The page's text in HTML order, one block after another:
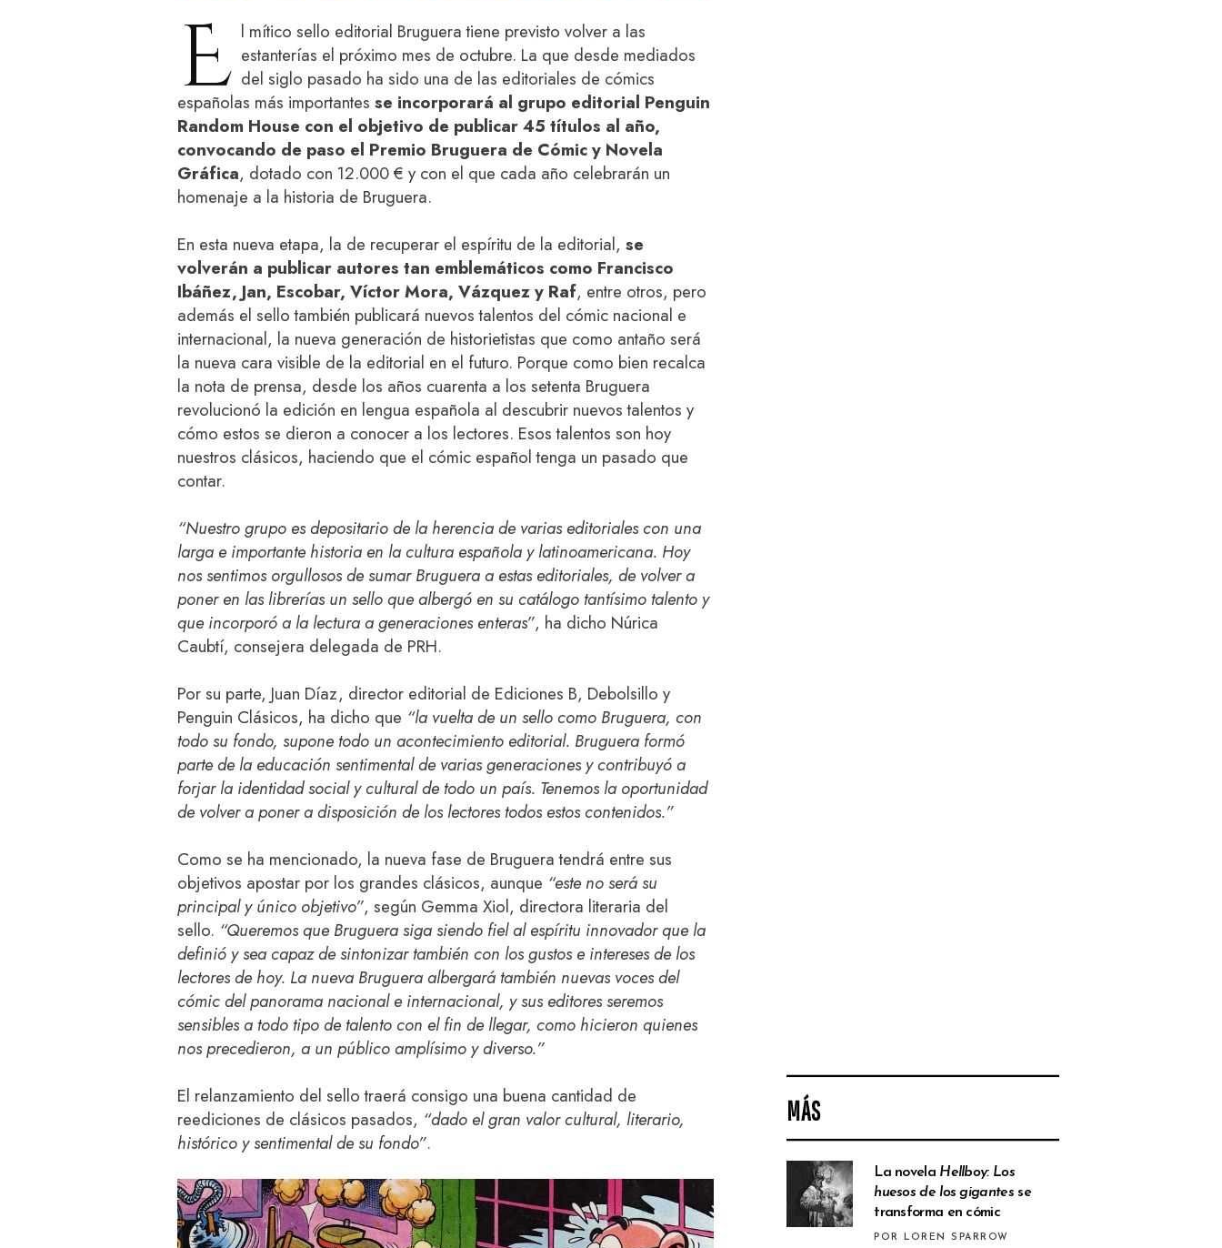
MÁS
La novela Hellboy: Los
huesos de los gigantesse
transforma en cómic
POR LOREN SPARROW
E l mítico sello editorial Bruguera tiene previsto volver a las
estanterías el próximo mes de octubre. La que desde mediados
del siglo pasado ha sido una de las editoriales de cómics
españolas más importantes se incorporará al grupo editorial Penguin
Random House con el objetivo de publicar 45 títulos al año,
convocando de paso el Premio Bruguera de Cómic y Novela
Gráfica, dotado con 12.000 € y con el que cada año celebrarán un
homenaje a la historia de Bruguera.
En esta nueva etapa, la de recuperar el espíritu de la editorial, se
volverán a publicar autores tan emblemáticos como Francisco
Ibáñez, Jan, Escobar, Víctor Mora, Vázquez y Raf, entre otros, pero
además el sello también publicará nuevos talentos del cómic nacional e
internacional, la nueva generación de historietistas que como antaño será
la nueva cara visible de la editorial en el futuro. Porque como bien recalca
la nota de prensa, desde los años cuarenta a los setenta Bruguera
revolucionó la edición en lengua española al descubrir nuevos talentos y
cómo estos se dieron a conocer a los lectores. Esos talentos son hoy
nuestros clásicos, haciendo que el cómic español tenga un pasado que
contar.
“Nuestro grupo es depositario de la herencia de varias editoriales con una
larga e importante historia en la cultura española y latinoamericana. Hoy
nos sentimos orgullosos de sumar Bruguera a estas editoriales, de volver a
poner en las librerías un sello que albergó en su catálogo tantísimo talento y
que incorporó a la lectura a generaciones enteras”, ha dicho Núrica
Caubtí, consejera delegada de PRH.
Por su parte, Juan Díaz, director editorial de Ediciones B, Debolsillo y
Penguin Clásicos, ha dicho que “la vuelta de un sello como Bruguera, con
todo su fondo, supone todo un acontecimiento editorial. Bruguera formó
parte de la educación sentimental de varias generaciones y contribuyó a
forjar la identidad social y cultural de todo un país. Tenemos la oportunidad
de volver a poner a disposición de los lectores todos estos contenidos.”
Como se ha mencionado, la nueva fase de Bruguera tendrá entre sus
objetivos apostar por los grandes clásicos, aunque “este no será su
principal y único objetivo”, según Gemma Xiol, directora literaria del
sello. “Queremos que Bruguera siga siendo fiel al espíritu innovador que la
definió y sea capaz de sintonizar también con los gustos e intereses de los
lectores de hoy. La nueva Bruguera albergará también nuevas voces del
cómic del panorama nacional e internacional, y sus editores seremos
sensibles a todo tipo de talento con el fin de llegar, como hicieron quienes
nos precedieron, a un público amplísimo y diverso.”
El relanzamiento del sello traerá consigo una buena cantidad de
reediciones de clásicos pasados, “dado el gran valor cultural, literario,
histórico y sentimental de su fondo”.